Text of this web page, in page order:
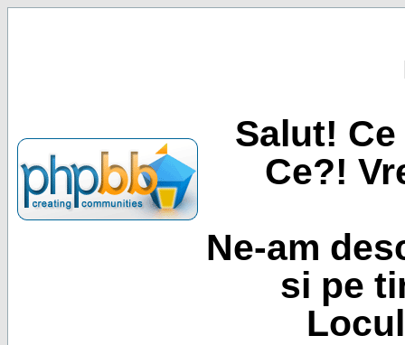
Salut!
Ce?!
Ne-am
si pe